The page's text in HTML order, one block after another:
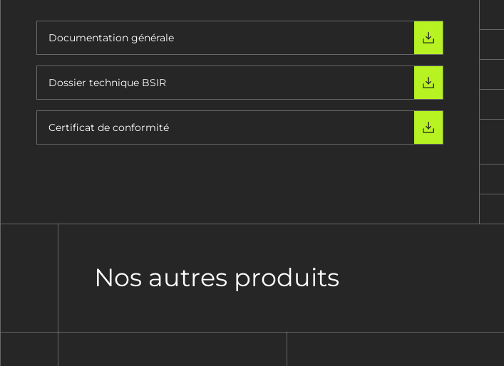
Documentation générale
Dossier technique BSIR
Certificat de conformité
Nos autres produits